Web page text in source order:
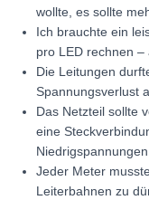
wollte, es sollte
Ich brauchte ein
pro LED rechnen –
Die Leitungen
Spannungsverlust
Das Netzteil sollte
eine
Jeder Meter
Leiterbahnen zu